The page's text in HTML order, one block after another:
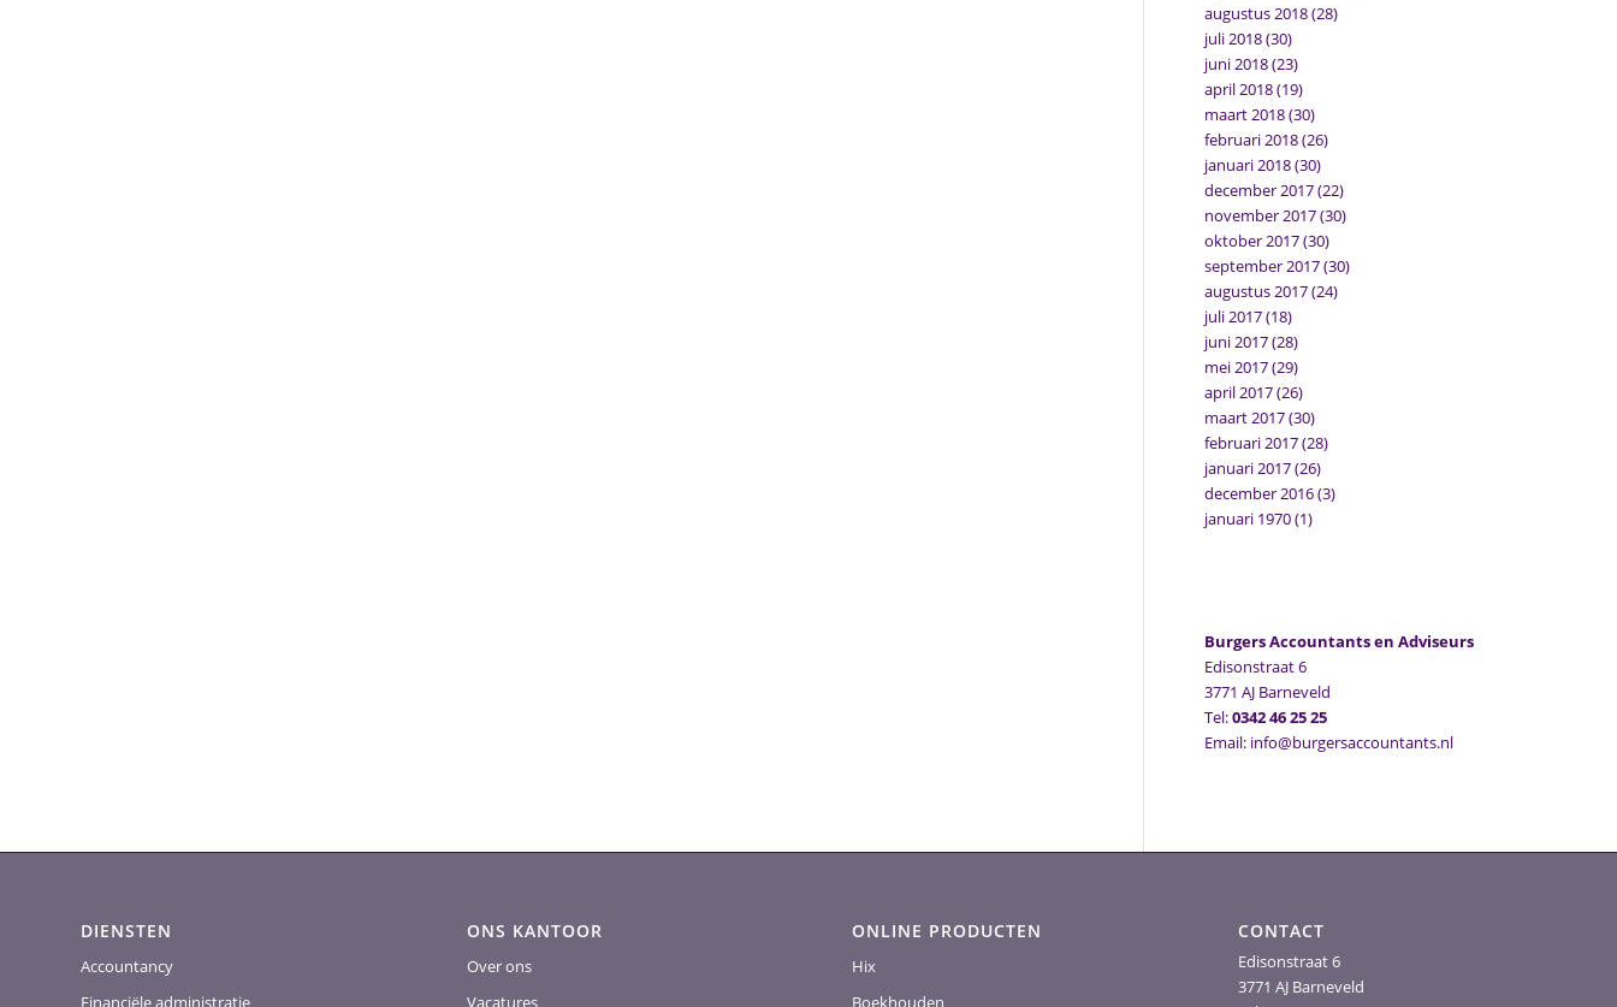
augustus 2018(28)
juli 2018(30)
juni 2018(23)
april 2018(19)
maart 2018(30)
februari 2018(26)
januari 2018(30)
december 2017(22)
november 2017(30)
oktober 2017(30)
september 2017(30)
augustus 2017(24)
juli 2017(18)
juni 2017(28)
mei 2017(29)
april 2017(26)
maart 2017(30)
februari 2017(28)
januari 2017(26)
december 2016(3)
januari 1970(1)
Burgers Accountants en Adviseurs
Edisonstraat 6
3771 AJ Barneveld
Tel:0342 46 25 25
Email: info@burgersaccountants.nl
DIENSTEN
Accountancy
Financiële administratie
ONS KANTOOR
Over ons
Vacatures
ONLINE PRODUCTEN
Hix
Boekhouden
CONTACT
Edisonstraat 6
3771 AJ Barneveld